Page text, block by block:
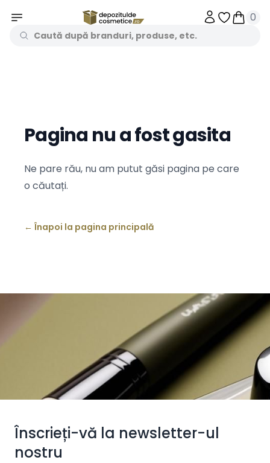
Obiecte
0
Pagina nu a fost gasita
Ne pare rău, nu am putut găsi pagina pe care
o căutați.
← Înapoi la pagina principală
Înscrieți-vă la newsletter-ul
nostru